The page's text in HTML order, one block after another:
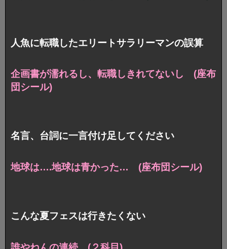
人魚に転職したエリートサラリーマンの誤算
企画書が濡れるし、転職しきれてないし (座布
団シール)
名言、台詞に一言付け足してください
地球は….地球は青かった… (座布団シール)
こんな夏フェスは行きたくない